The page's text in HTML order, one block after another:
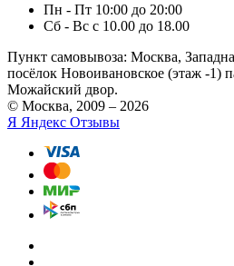
Пн - Пт 10:00 до 20:00
Сб - Вс с 10.00 до 18.00
Пункт самовывоза: Москва,
посёлок Новоивановское (этаж -1)
Можайский двор.
© Москва, 2009 – 2026
Я Яндекс Отзывы